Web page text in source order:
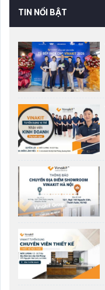
TIN NỔI BẬT